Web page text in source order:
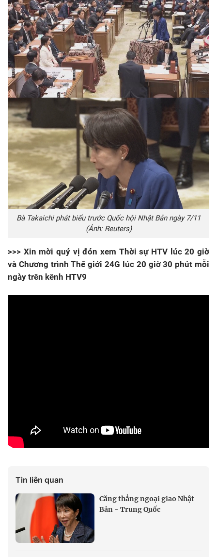
Bà Takaichi phát biểu trước Quốc hội Nhật Bản ngày 7/11
(Ảnh: Reuters)
>>> Xin mời quý vị đón xem Thời sự HTV lúc 20 giờ
và Chương trình Thế giới 24G lúc 20 giờ 30 phút mỗi
ngày trên kênh HTV9
Tin liên quan
Căng thẳng ngoại giao Nhật
Bản - Trung Quốc